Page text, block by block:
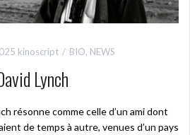
kinoscript BIO, NEWS
Lynch
résonne comme celle d’un ami dont
de temps à autre, venues d’un pays